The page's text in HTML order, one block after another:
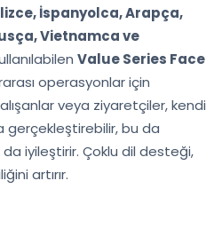
İspanyolca, Arapça,
Vietnamca ve
Value Series Face
operasyonlar için
veya ziyaretçiler, kendi
gerçekleştirebilir, bu da
iyileştirir. Çoklu dil desteği,
artırır.